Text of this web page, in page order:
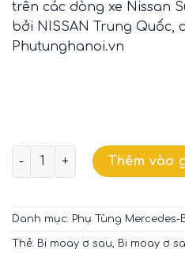
trên các dòng xe Nissan
bởi NISSAN Trung Quốc,
Phutunghanoi.vn
BI MOAY Ơ SAU NISSAN
Thêm vào
Danh mục: Phụ Tùng Mercedes-
Thẻ: Bi moay ơ sau, Bi moay ơ